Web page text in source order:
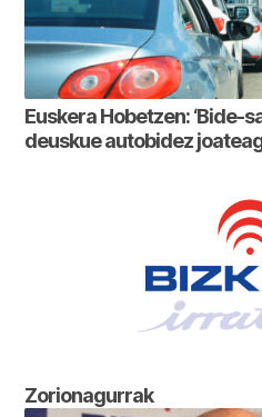
Euskera Hobetzen: ‘Bide-
deuskue autobidez
Zorionagurrak